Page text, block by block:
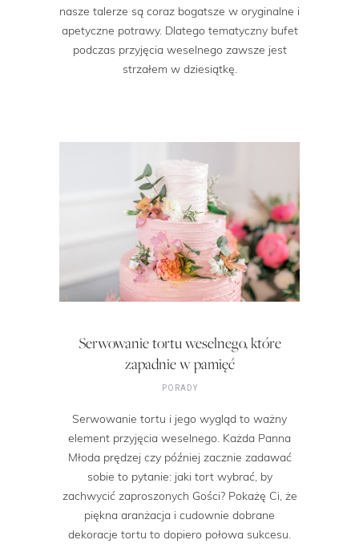
nasze talerze są coraz bogatsze w oryginalne i
apetyczne potrawy. Dlatego tematyczny bufet
podczas przyjęcia weselnego zawsze jest
strzałem w dziesiątkę.
Serwowanie tortu weselnego, które
zapadnie w pamięć
PORADY
Serwowanie tortu i jego wygląd to ważny
element przyjęcia weselnego. Każda Panna
Młoda prędzej czy później zacznie zadawać
sobie to pytanie: jaki tort wybrać, by
zachwycić zaproszonych Gości? Pokażę Ci, że
piękna aranżacja i cudownie dobrane
dekoracje tortu to dopiero połowa sukcesu.